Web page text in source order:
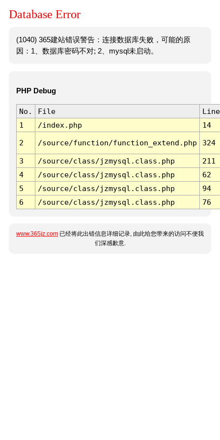
Database Error
(1040) 365建站错误警告：连接数据库失败，可能的原
因：1、数据库密码不对; 2、mysql未启动。
PHP Debug
No. File
Line
1
/index.php 14
2 /source/function/function_extend.php 324
3 /source/class/jzmysql.class.php
211
4
/source/class/jzmysql.class.php
62
5
/source/class/jzmysql.class.php
94
6
/source/class/jzmysql.class.php 76
www.365jz.com 已经将此出错信息详细记录, 由此给您带来的访问不便我
们深感歉意.